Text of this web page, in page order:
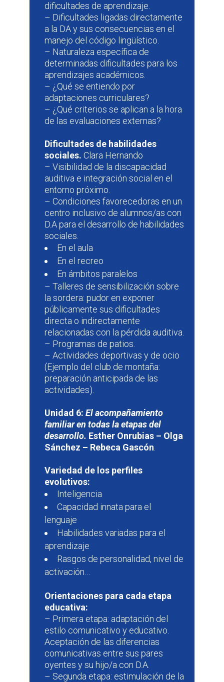
dificultades de aprendizaje.
– Dificultades ligadas directamente
a la DA y sus consecuencias en el
manejo del código lingüístico.
– Naturaleza específica de
determinadas dificultades para los
aprendizajes académicos.
– ¿Qué se entiendo por
adaptaciones curriculares?
– ¿Qué criterios se aplican a la hora
de las evaluaciones externas?
Dificultades de habilidades
sociales. Clara Hernando
– Visibilidad de la discapacidad
auditiva e integración social en el
entorno próximo.
– Condiciones favorecedoras en un
centro inclusivo de alumnos/as con
D.A para el desarrollo de habilidades
sociales.
En el aula
En el recreo
En ámbitos paralelos
– Talleres de sensibilización sobre
la sordera: pudor en exponer
públicamente sus dificultades
directa o indirectamente
relacionadas con la pérdida auditiva.
– Programas de patios.
– Actividades deportivas y de ocio
(Ejemplo del club de montaña:
preparación anticipada de las
actividades).
Unidad 6: El acompañamiento
familiar en todas la etapas del
desarrollo. Esther Onrubias – Olga
Sánchez – Rebeca Gascón
Variedad de los perfiles
evolutivos:
Inteligencia
Capacidad innata para el
lenguaje
Habilidades variadas para el
aprendizaje
Rasgos de personalidad, nivel de
activación…
Orientaciones para cada etapa
educativa:
– Primera etapa: adaptación del
estilo comunicativo y educativo.
Aceptación de las diferencias
comunicativas entre sus pares
oyentes y su hijo/a con D.A.
– Segunda etapa: estimulación de la